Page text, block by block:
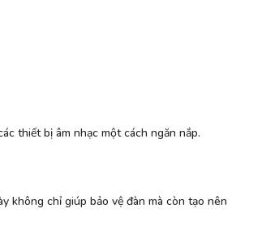
thiết bị âm nhạc một cách ngăn nắp.
không chỉ giúp bảo vệ đàn mà còn tạo nên